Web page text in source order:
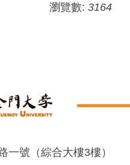
瀏覽數: 3164
一號（綜合大樓3樓）